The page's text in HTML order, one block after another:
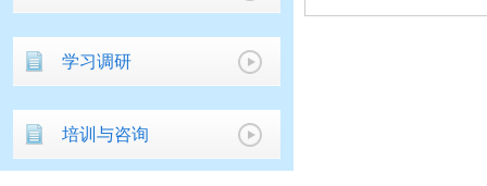
学习调研
培训与咨询